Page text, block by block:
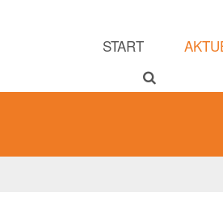
START